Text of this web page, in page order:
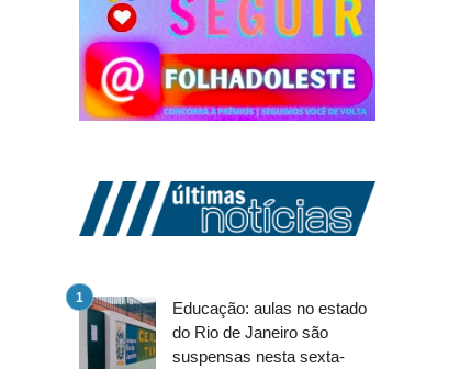
Educação: aulas no estado
do Rio de Janeiro são
suspensas nesta sexta-